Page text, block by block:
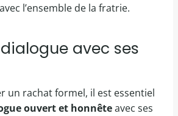
l’ensemble de la fratrie.
avec ses
un rachat formel, il est essentiel
ouvert et honnêteavec ses